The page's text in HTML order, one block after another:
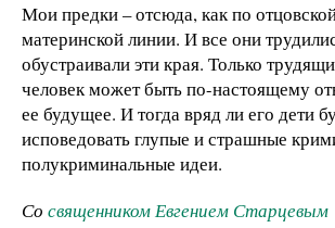
Мои предки – отсюда, как по
материнской линии. И все они
обустраивали эти края. Только
человек может быть по-настоящему
ее будущее. И тогда вряд ли его дети
исповедовать глупые и страшные
полукриминальные идеи.
Со священником Евгением Старцевым